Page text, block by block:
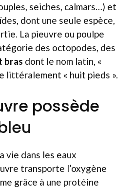
seiches, calmars…) et
dont une seule espèce,
La pieuvre ou poulpe
des octopodes, des
bras dont le nom latin, «
littéralement « huit pieds ».
possède
vie dans les eaux
transporte l’oxygène
grâce à une protéine